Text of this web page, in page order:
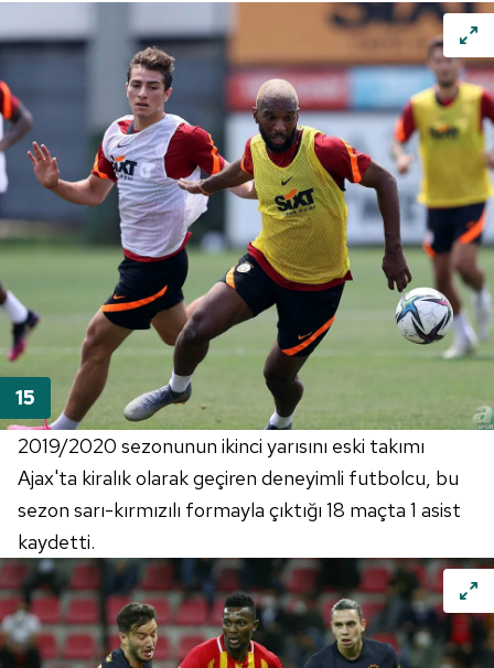
2019/2020 sezonunun ikinci yarısını eski takımı
Ajax'ta kiralık olarak geçiren deneyimli futbolcu, bu
sezon sarı-kırmızılı formayla çıktığı 18 maçta 1 asist
kaydetti.